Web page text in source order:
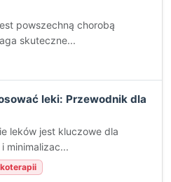
powszechną chorobą
skuteczne...
leki: Przewodnik dla
leków jest kluczowe dla
minimalizac...